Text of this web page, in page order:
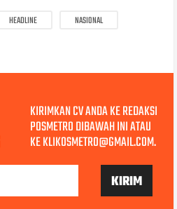
HEADLINE
NASIONAL
KIRIMKAN CV ANDA KE REDAKSI
POSMETRO DIBAWAH INI ATAU
KE KLIKOSMETRO@GMAIL.COM.